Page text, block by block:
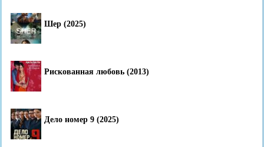
Шер (2025)
Рискованная любовь (2013)
Дело номер 9 (2025)